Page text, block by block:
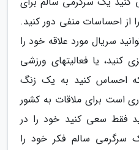
از احساسات منفی دور کنید.
سریال مورد علاقه خود را
کنید، یا فعالیتهای ورزشی
احساس کنید به یک زنگ
است برای ملاقات به کشور
فقط سعی کنید خود را در
سرگرمی سالم فکر خود را